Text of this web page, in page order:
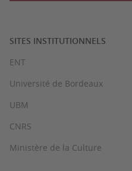
SITES INSTITUTIONNELS
ENT
Université de Bordeaux
UBM
CNRS
Ministère de la Culture